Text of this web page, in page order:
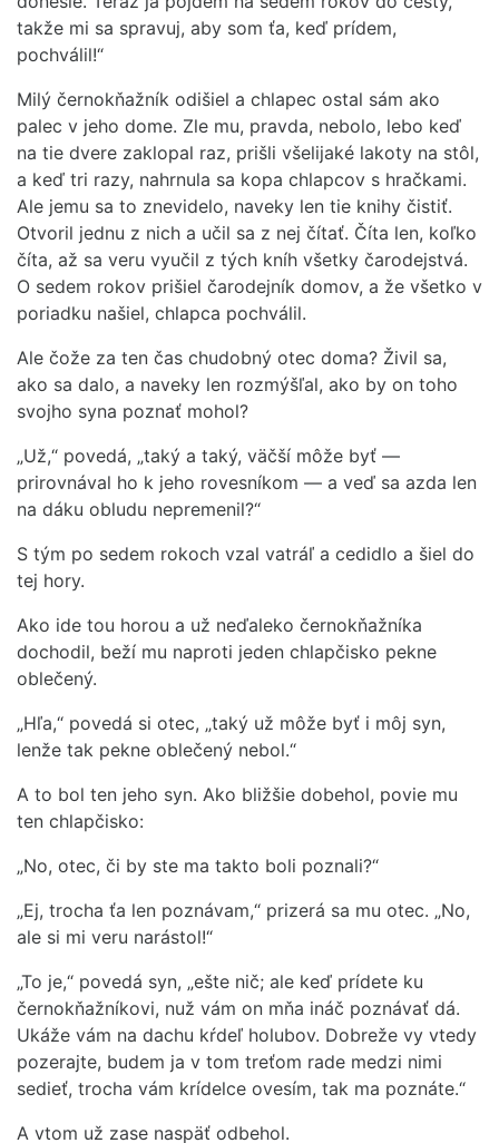
takže mi sa spravuj, aby som ťa, keď prídem,
pochválil!“
Milý černokňažník odišiel a chlapec ostal sám ako
palec v jeho dome. Zle mu, pravda, nebolo, lebo keď
na tie dvere zaklopal raz, prišli všelijaké lakoty na stôl,
a keď tri razy, nahrnula sa kopa chlapcov s hračkami.
Ale jemu sa to znevidelo, naveky len tie knihy čistiť.
Otvoril jednu z nich a učil sa z nej čítať. Číta len, koľko
číta, až sa veru vyučil z tých kníh všetky čarodejstvá.
O sedem rokov prišiel čarodejník domov, a že všetko v
poriadku našiel, chlapca pochválil.
Ale čože za ten čas chudobný otec doma? Živil sa,
ako sa dalo, a naveky len rozmýšľal, ako by on toho
svojho syna poznať mohol?
„Už,“ povedá, „taký a taký, väčší môže byť —
prirovnával ho k jeho rovesníkom — a veď sa azda len
na dáku obludu nepremenil?“
S tým po sedem rokoch vzal vatráľ a cedidlo a šiel do
tej hory.
Ako ide tou horou a už neďaleko černokňažníka
dochodil, beží mu naproti jeden chlapčisko pekne
oblečený.
„Hľa,“ povedá si otec, „taký už môže byť i môj syn,
lenže tak pekne oblečený nebol.“
A to bol ten jeho syn. Ako bližšie dobehol, povie mu
ten chlapčisko:
„No, otec, či by ste ma takto boli poznali?“
„Ej, trocha ťa len poznávam,“ prizerá sa mu otec. „No,
ale si mi veru narástol!“
„To je,“ povedá syn, „ešte nič; ale keď prídete ku
černokňažníkovi, nuž vám on mňa ináč poznávať dá.
Ukáže vám na dachu kŕdeľ holubov. Dobreže vy vtedy
pozerajte, budem ja v tom treťom rade medzi nimi
sedieť, trocha vám krídelce ovesím, tak ma poznáte.“
A vtom už zase naspäť odbehol.